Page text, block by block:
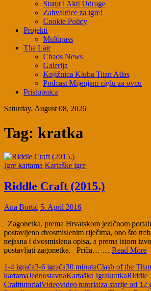
Statut i Akti Udruge
Zahvalnice za igre!
Cookie Policy
Projekti
Multipass
The Lair
Chaos News
Galerija
Knjižnica Kluba Titan Atlas
Podcast Mijenjam ciglu za ovcu
Pristupnica
Saturday, August 08, 2026
Tag: kratka
Igre kartama Kartaške igre
Riddle Craft (2015.)
Ana Bortić 5. April 2016
Zagonetka, prema Hrvatskom jezičnom
postavljeno dvosmislenim riječima, ono što
nejasna i dvosmislena opisa, a prema istom
postavljati zagonetke. Priča… … Read More
1-4 igrača3-6 igrača30 minutaClash of the
kartamaJednostavnaKartaška IgrakratkaRiddle
CrafttutorialVideovideo tutorialza starije od 12